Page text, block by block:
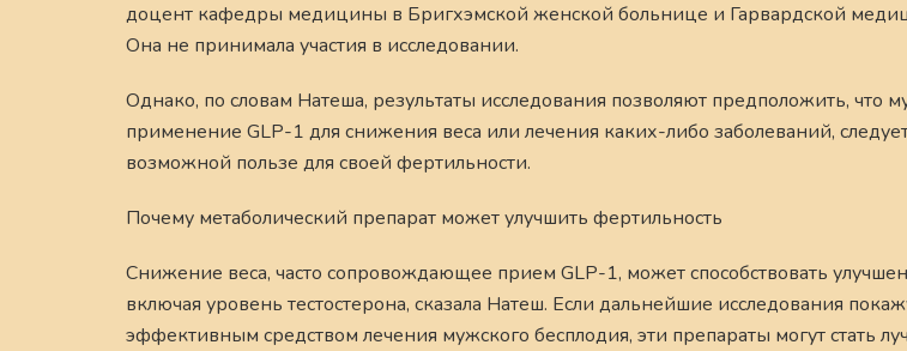
доцент кафедры медицины в Бригхэмской женской больнице и Гарвардской
Она не принимала участия в исследовании.
Однако, по словам Натеша, результаты исследования позволяют предположить,
применение GLP-1 для снижения веса или лечения каких-либо заболеваний,
возможной пользе для своей фертильности.
Почему метаболический препарат может улучшить фертильность
Снижение веса, часто сопровождающее прием GLP-1, может способствовать
включая уровень тестостерона, сказала Натеш. Если дальнейшие исследования
эффективным средством лечения мужского бесплодия, эти препараты могут стать